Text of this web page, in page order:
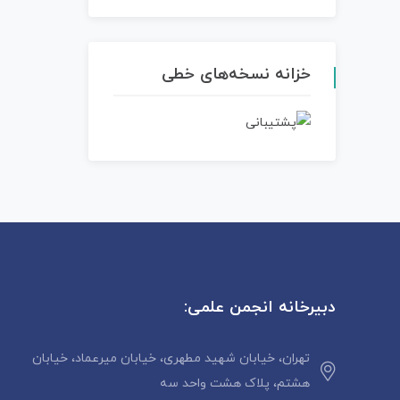
خزانه نسخه‌های خطی
دبیرخانه انجمن علمی:
تهران، خیابان شهید مطهری، خیابان میرعماد، خیابان
هشتم، پلاک هشت واحد سه